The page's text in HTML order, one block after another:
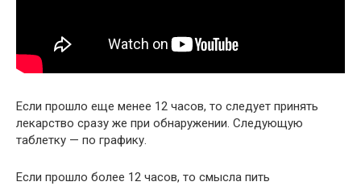
Если прошло еще менее 12 часов, то следует принять
лекарство сразу же при обнаружении. Следующую
таблетку — по графику.
Если прошло более 12 часов, то смысла пить